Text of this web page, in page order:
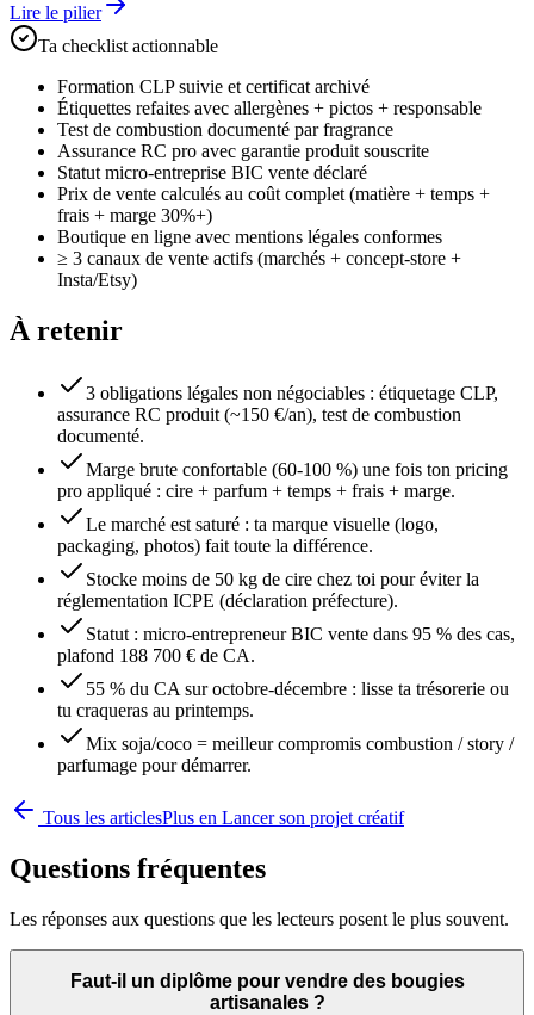
Lire le pilier
Ta checklist actionnable
Formation CLP suivie et certificat archivé
Étiquettes refaites avec allergènes + pictos + responsable
Test de combustion documenté par fragrance
Assurance RC pro avec garantie produit souscrite
Statut micro-entreprise BIC vente déclaré
Prix de vente calculés au coût complet (matière + temps +
frais + marge 30%+)
Boutique en ligne avec mentions légales conformes
≥ 3 canaux de vente actifs (marchés + concept-store +
Insta/Etsy)
À retenir
3 obligations légales non négociables : étiquetage CLP,
assurance RC produit (~150 €/an), test de combustion
documenté.
Marge brute confortable (60-100 %) une fois ton pricing
pro appliqué : cire + parfum + temps + frais + marge.
Le marché est saturé : ta marque visuelle (logo,
packaging, photos) fait toute la différence.
Stocke moins de 50 kg de cire chez toi pour éviter la
réglementation ICPE (déclaration préfecture).
Statut : micro-entrepreneur BIC vente dans 95 % des cas,
plafond 188 700 € de CA.
55 % du CA sur octobre-décembre : lisse ta trésorerie ou
tu craqueras au printemps.
Mix soja/coco = meilleur compromis combustion / story /
parfumage pour démarrer.
Tous les articlesPlus en Lancer son projet créatif
Questions fréquentes
Les réponses aux questions que les lecteurs posent le plus souvent.
Faut-il un diplôme pour vendre des bougies
artisanales ?